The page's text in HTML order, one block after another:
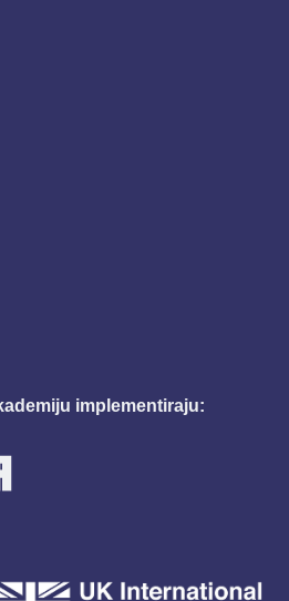
implementiraju: